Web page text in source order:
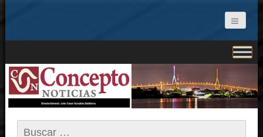
CONCEPTO NOTICIAS
Buscar: